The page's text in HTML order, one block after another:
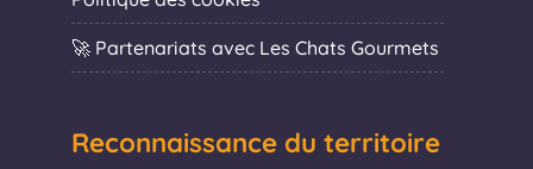
🚀 Partenariats avec Les Chats Gourmets
Reconnaissance du territoire